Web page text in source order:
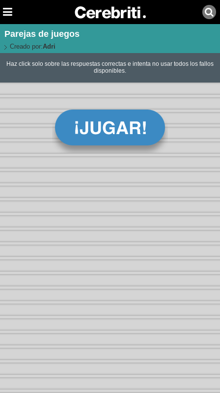
Parejas de juegos
Creado por:Adri
Haz click solo sobre las respuestas correctas e intenta no usar todos los fallos
disponibles.